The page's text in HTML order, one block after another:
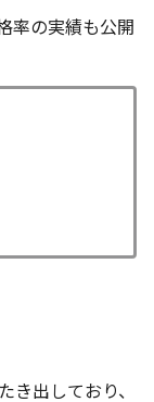
率の実績も公開
き出しており、